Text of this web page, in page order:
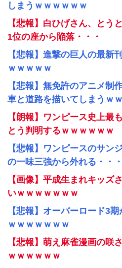
しまうｗｗｗｗｗｗ
【悲報】白ひげさん、とう
1位の座から陥落・・・
【悲報】進撃の巨人の最新
ｗｗｗｗｗ
【悲報】無免許のアニメ制
車と道路を描いてしまうｗ
【朗報】ワンピース史上最
とう判明するｗｗｗｗｗｗ
【悲報】ワンピースのサン
の一味三強から外れる・・・
【画像】平成生まれキッズ
いｗｗｗｗｗｗｗ
【悲報】オーバーロード3
ｗｗｗｗｗｗｗ
【悲報】萌え麻雀漫画の咲
ｗｗｗｗｗｗ